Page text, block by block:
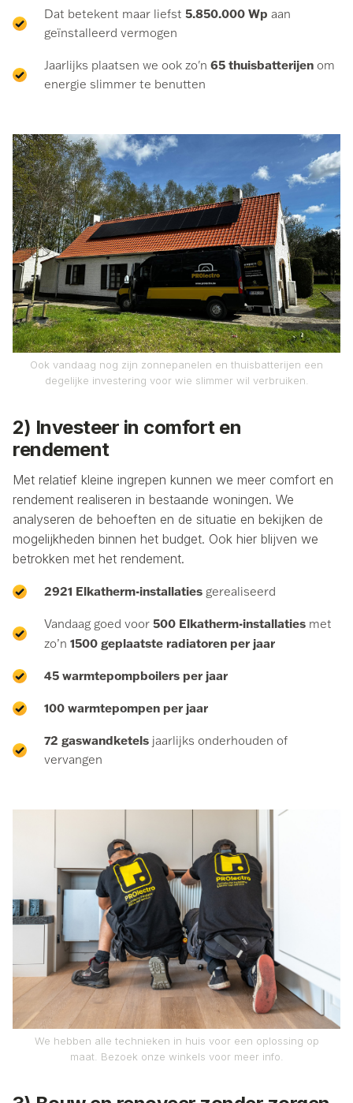
Dat betekent maar liefst 5.850.000 Wp aan
geïnstalleerd vermogen
Jaarlijks plaatsen we ook zo'n 65 thuisbatterijen om
energie slimmer te benutten
Ook vandaag nog zijn zonnepanelen en thuisbatterijen een
degelijke investering voor wie slimmer wil verbruiken.
2) Investeer in comfort en
rendement
Met relatief kleine ingrepen kunnen we meer comfort en
rendement realiseren in bestaande woningen. We
analyseren de behoeften en de situatie en bekijken de
mogelijkheden binnen het budget. Ook hier blijven we
betrokken met het rendement.
2921 Elkatherm-installaties gerealiseerd
Vandaag goed voor 500 Elkatherm-installaties met
zo’n 1500 geplaatste radiatoren per jaar
45 warmtepompboilers per jaar
100 warmtepompen per jaar
72 gaswandketels jaarlijks onderhouden of
vervangen
We hebben alle technieken in huis voor een oplossing op
maat. Bezoek onze winkels voor meer info.